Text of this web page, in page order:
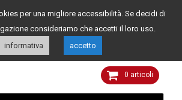
049 8015108 349 4262144
0 articoli
per una migliore accessibilità. Se decidi di
consideriamo che accetti il loro uso.
informativa
accetto